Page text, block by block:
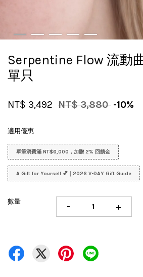
Serpentine Flow 流動
單只
NT$ 3,492 NT$ 3,880 -10%
適用優惠
單筆消費滿 NT$6,000，加贈 2% 回饋金
A Gift for Yourself 💕｜2026 V-DAY Gift Guide
數量 - +